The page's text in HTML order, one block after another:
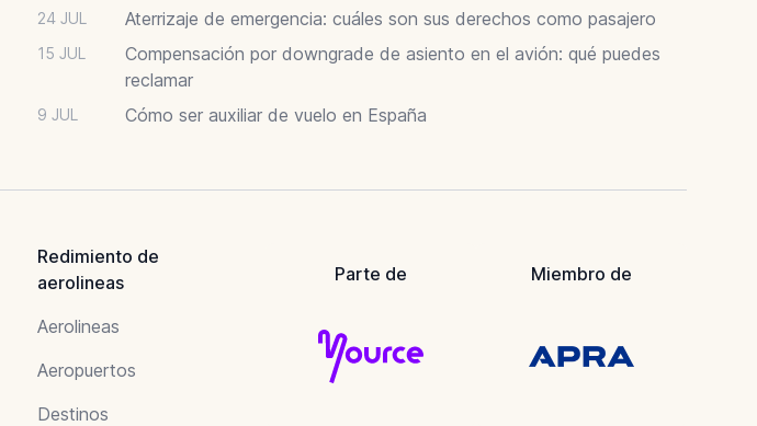
24 JUL Aterrizaje de emergencia: cuáles son sus derechos como pasajero
15 JUL
Compensación por downgrade de asiento en el avión: qué puedes
reclamar
9 JUL Cómo ser auxiliar de vuelo en España
Redimiento de
aerolineas
Aerolineas
Aeropuertos
Destinos
Parte de Miembro de